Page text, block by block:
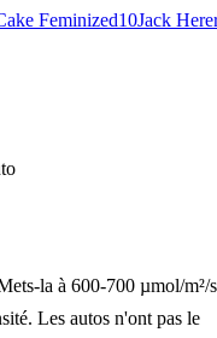
Feminized10Jack
la à 600-700 µmol/m²/s
Les autos n'ont pas le